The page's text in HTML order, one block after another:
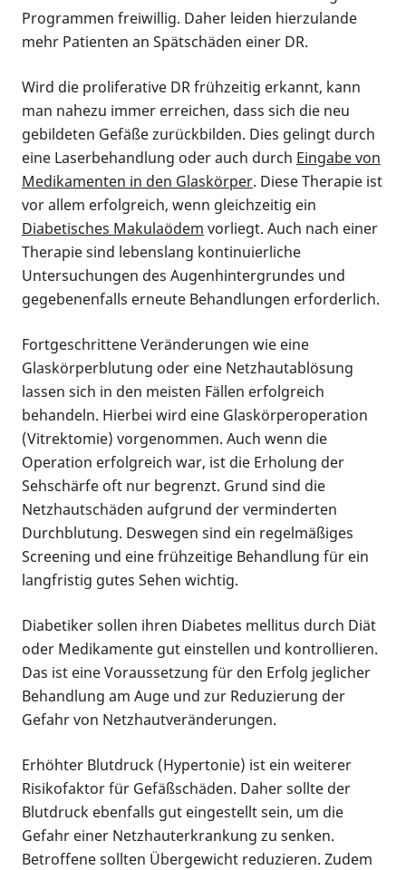
Programmen freiwillig. Daher leiden hierzulande
mehr Patienten an Spätschäden einer DR.
Wird die proliferative DR frühzeitig erkannt, kann
man nahezu immer erreichen, dass sich die neu
gebildeten Gefäße zurückbilden. Dies gelingt durch
eine Laserbehandlung oder auch durch Eingabe von
Medikamenten in den Glaskörper. Diese Therapie ist
vor allem erfolgreich, wenn gleichzeitig ein
Diabetisches Makulaödem vorliegt. Auch nach einer
Therapie sind lebenslang kontinuierliche
Untersuchungen des Augenhintergrundes und
gegebenenfalls erneute Behandlungen erforderlich.
Fortgeschrittene Veränderungen wie eine
Glaskörperblutung oder eine Netzhautablösung
lassen sich in den meisten Fällen erfolgreich
behandeln. Hierbei wird eine Glaskörperoperation
(Vitrektomie) vorgenommen. Auch wenn die
Operation erfolgreich war, ist die Erholung der
Sehschärfe oft nur begrenzt. Grund sind die
Netzhautschäden aufgrund der verminderten
Durchblutung. Deswegen sind ein regelmäßiges
Screening und eine frühzeitige Behandlung für ein
langfristig gutes Sehen wichtig.
Diabetiker sollen ihren Diabetes mellitus durch Diät
oder Medikamente gut einstellen und kontrollieren.
Das ist eine Voraussetzung für den Erfolg jeglicher
Behandlung am Auge und zur Reduzierung der
Gefahr von Netzhautveränderungen.
Erhöhter Blutdruck (Hypertonie) ist ein weiterer
Risikofaktor für Gefäßschäden. Daher sollte der
Blutdruck ebenfalls gut eingestellt sein, um die
Gefahr einer Netzhauterkrankung zu senken.
Betroffene sollten Übergewicht reduzieren. Zudem